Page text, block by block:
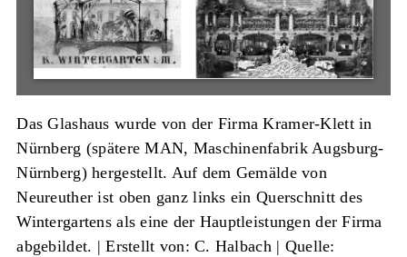
Das Glashaus wurde von der Firma Kramer-Klett in
Nürnberg (spätere MAN, Maschinenfabrik Augsburg-
Nürnberg) hergestellt. Auf dem Gemälde von
Neureuther ist oben ganz links ein Querschnitt des
Wintergartens als eine der Hauptleistungen der Firma
abgebildet. |Erstellt von: C. Halbach| Quelle: